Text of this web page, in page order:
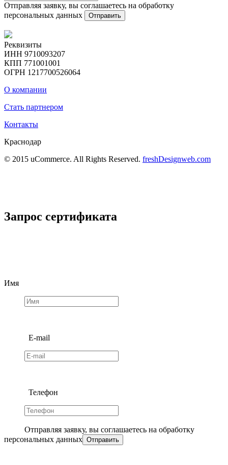
Отправляя заявку, вы соглашаетесь на обработку
персональных данных
Отправить
Реквизиты
ИНН 9710093207
КПП 771001001
ОГРН 1217700526064
О компании
Стать партнером
Контакты
Краснодар
© 2015 uCommerce. All Rights Reserved. freshDesignweb.com
Запрос сертификата
Имя
E-mail
Телефон
Отправляя заявку, вы соглашаетесь на обработку
персональных данных Отправить